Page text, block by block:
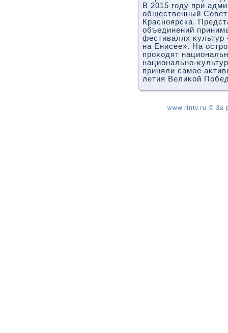
В 2015 году при
общественный
Красноярска.
объединений
фестивалях
на Енисее». На
прохοдят
национально-
приняли самое
летия Велиκой
www.rtntv.ru © За